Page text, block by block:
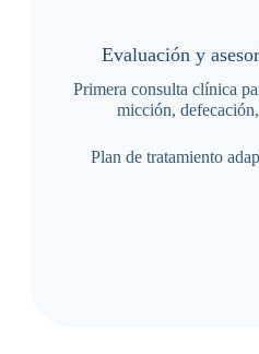
Evaluación y
Primera consulta clínica
micción,
Plan de tratamiento